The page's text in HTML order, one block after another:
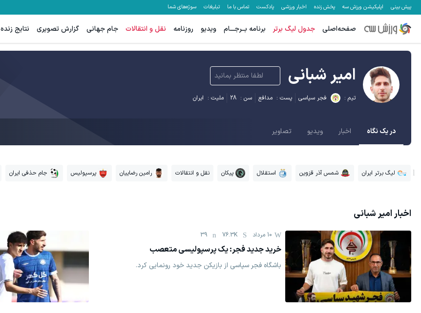
پیش بینی اپلیکیشن ورزش سه پخش زنده اخبار ورزشی پادکست تماس با ما تبلیغات سوژه‌های شما
صفحه‌اصلی جدول لیگ برتر برنامه بــرجـــام ویدیو روزنامه نقل و انتقالات جام جهانی گزارش تصویری نتایج زنده
امیر شبانی لطفا منتظر بمانید
تیم : فجر سپاسی پست : مدافع سن : 28 ملیت : ایران
در یک نگاه اخبار ویدیو تصاویر
لیگ برتر ایران شمس آذر قزوین استقلال پیکان نقل و انتقالات رامین رضاییان پرسپولیس جام حذفی ایران
اخبارامیر شبانی
10 مرداد 76.3K
39
خرید جدید فجر: یک پرسپولیسی متعصب
باشگاه فجر سپاسی از بازیکن جدید خود رونمایی کرد.